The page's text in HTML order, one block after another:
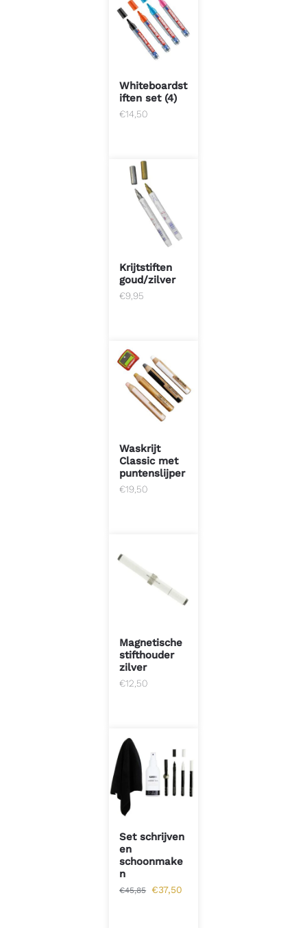
Whiteboardst
iften set (4)
€14,50
Krijtstiften
goud/zilver
€9,95
Waskrijt
Classic met
puntenslijper
€19,50
Magnetische
stifthouder
zilver
€12,50
Set schrijven
en
schoonmake
n
€45,85 €37,50